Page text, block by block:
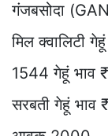
गंजबसोदा
मिल क्वालिटी
1544 गेहूं भाव
सरबती गेहूं